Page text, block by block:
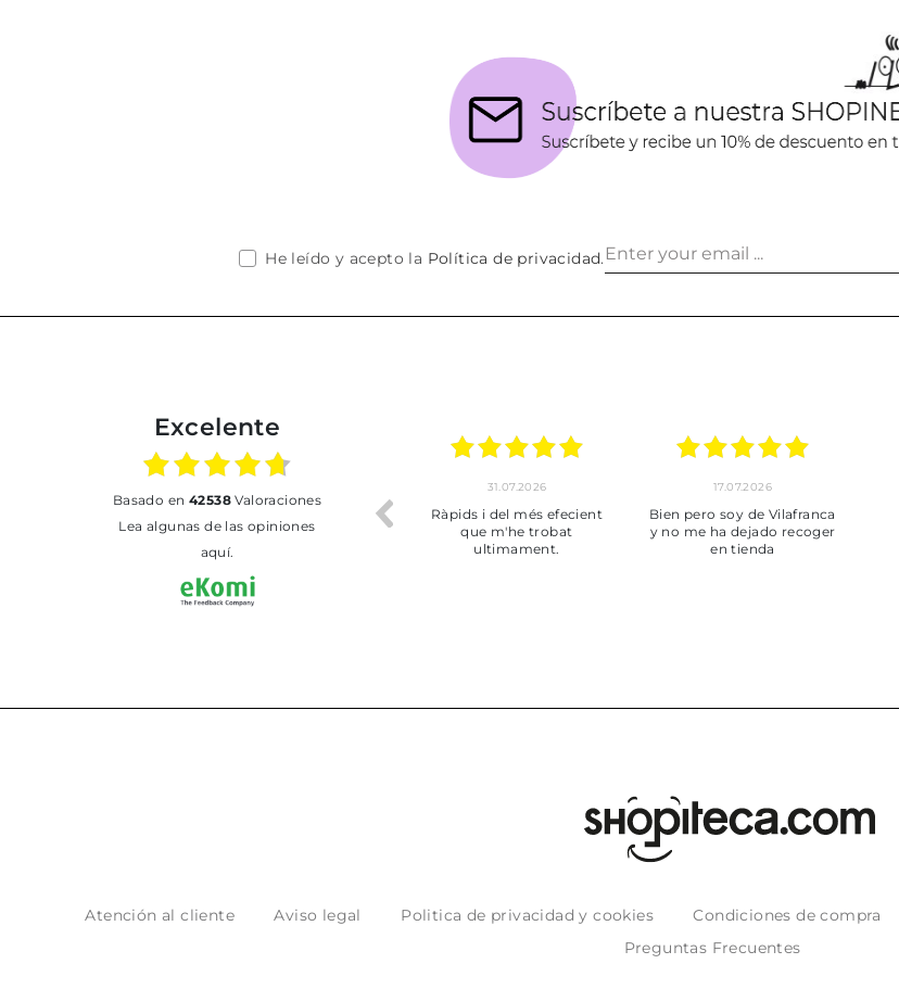
He leído y acepto la Política de privacidad.
Excelente
basado en 42538Valoraciones
Lea algunas de las opiniones
aquí.
30.06.2026
Tot perfecte
24.06.2026
***
Atención al cliente Aviso legal Politica de privacidad y cookies Condiciones de compra
Preguntas Frecuentes